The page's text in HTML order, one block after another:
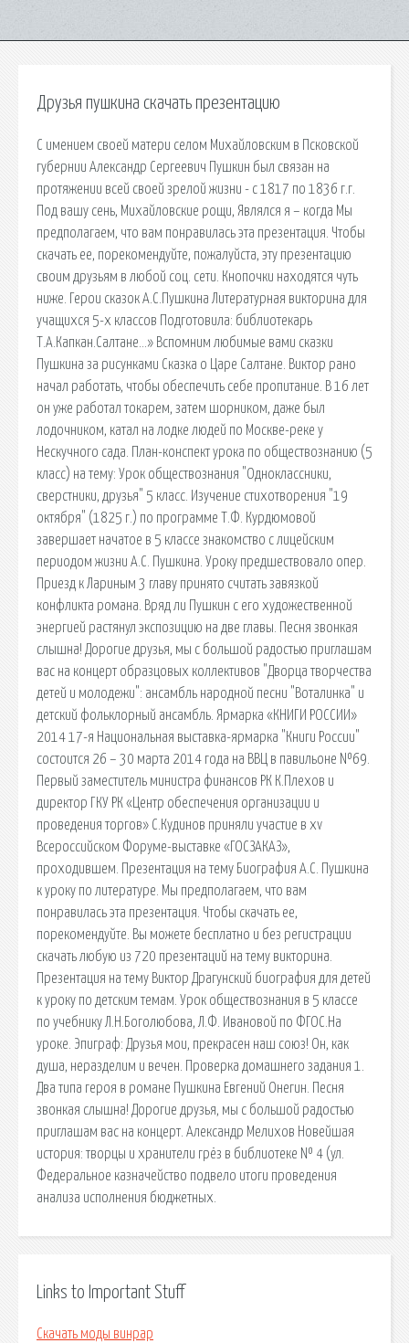
Друзья пушкина скачать презентацию
С имением своей матери селом Михайловским в Псковской
губернии Александр Сергеевич Пушкин был связан на
протяжении всей своей зрелой жизни - с 1817 по 1836 г.г.
Под вашу сень, Михайловские рощи, Являлся я – когда Мы
предполагаем, что вам понравилась эта презентация. Чтобы
скачать ее, порекомендуйте, пожалуйста, эту презентацию
своим друзьям в любой соц. сети. Кнопочки находятся чуть
ниже. Герои сказок А.С.Пушкина Литературная викторина для
учащихся 5-х классов Подготовила: библиотекарь
Т.А.Капкан.Салтане…» Вспомним любимые вами сказки
Пушкина за рисунками Сказка о Царе Салтане. Виктор рано
начал работать, чтобы обеспечить себе пропитание. В 16 лет
он уже работал токарем, затем шорником, даже был
лодочником, катал на лодке людей по Москве-реке у
Нескучного сада. План-конспект урока по обществознанию (5
класс) на тему: Урок обществознания "Одноклассники,
сверстники, друзья" 5 класс. Изучение стихотворения "19
октября" (1825 г.) по программе Т.Ф. Курдюмовой
завершает начатое в 5 классе знакомство с лицейским
периодом жизни А.С. Пушкина. Уроку предшествовало опер.
Приезд к Лариным 3 главу принято считать завязкой
конфликта романа. Вряд ли Пушкин с его художественной
энергией растянул экспозицию на две главы. Песня звонкая
слышна! Дорогие друзья, мы с большой радостью приглашам
вас на концерт образцовых коллективов "Дворца творчества
детей и молодежи": ансамбль народной песни "Воталинка" и
детский фольклорный ансамбль. Ярмарка «КНИГИ РОССИИ»
2014 17-я Национальная выставка-ярмарка "Книги России"
состоится 26 – 30 марта 2014 года на ВВЦ в павильоне №69.
Первый заместитель министра финансов РК К.Плехов и
директор ГКУ РК «Центр обеспечения организации и
проведения торгов» С.Кудинов приняли участие в xv
Всероссийском Форуме-выставке «ГОСЗАКАЗ»,
проходившем. Презентация на тему Биография А.С. Пушкина
к уроку по литературе. Мы предполагаем, что вам
понравилась эта презентация. Чтобы скачать ее,
порекомендуйте. Вы можете бесплатно и без регистрации
скачать любую из 720 презентаций на тему викторина.
Презентация на тему Виктор Драгунский биография для детей
к уроку по детским темам. Урок обществознания в 5 классе
по учебнику Л.Н.Боголюбова, Л.Ф. Ивановой по ФГОС.На
уроке. Эпиграф: Друзья мои, прекрасен наш союз! Он, как
душа, неразделим и вечен. Проверка домашнего задания 1.
Два типа героя в романе Пушкина Евгений Онегин. Песня
звонкая слышна! Дорогие друзья, мы с большой радостью
приглашам вас на концерт. Александр Мелихов Новейшая
история: творцы и хранители грёз в библиотеке № 4 (ул.
Федеральное казначейство подвело итоги проведения
анализа исполнения бюджетных.
Links to Important Stuff
Скачать моды винрар